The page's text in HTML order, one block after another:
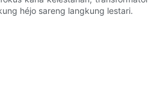
héjo sareng langkung lestari.